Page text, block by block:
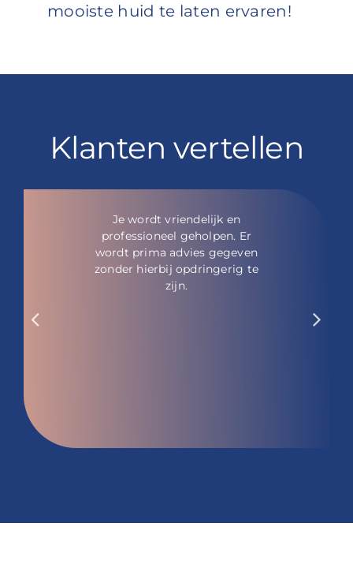
mooiste huid te laten ervaren!
Klanten vertellen
Je wordt vriendelijk en
professioneel geholpen. Er
wordt prima advies gegeven
zonder hierbij opdringerig te
zijn.